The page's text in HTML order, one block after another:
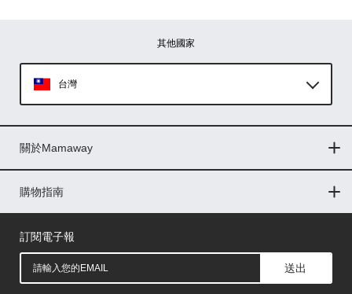
其他國家
台灣
印尼
菲律賓
馬來西亞
關於Mamaway
門市據點
最新消息
品牌故事
人力招募
媒體花絮
隱私權聲明
CSR企業社會責任
購物指南
購物常見問題
退換貨問題
儲值金使用條款
購買儲值金
發票問題
會員權益
線上留言
吸乳器-免費體驗
訂閱電子報
送出